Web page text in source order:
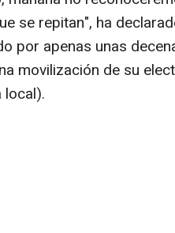
se repitan", ha
por apenas unas
movilización de su